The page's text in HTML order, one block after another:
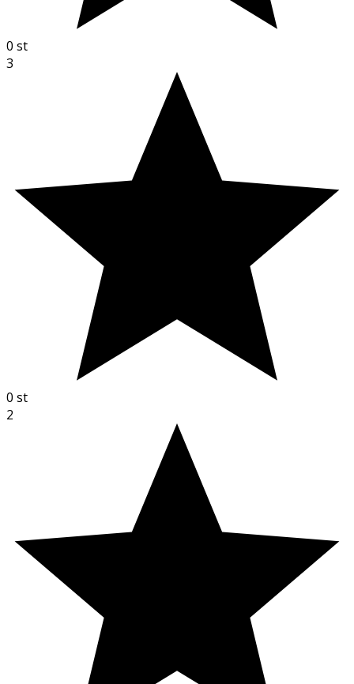
0 st
3
0 st
2